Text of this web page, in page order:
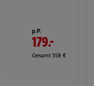
p.P.
179.-
Gesamt 358 €